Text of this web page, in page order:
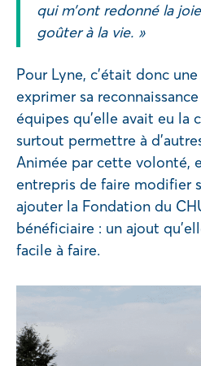
qui m’ont redonné la
goûter à la vie. »
Pour Lyne, c’était donc
exprimer sa
équipes qu’elle avait eu la
surtout permettre à
Animée par cette volonté,
entrepris de faire modifier
ajouter la Fondation du
bénéficiaire : un ajout
facile à faire.